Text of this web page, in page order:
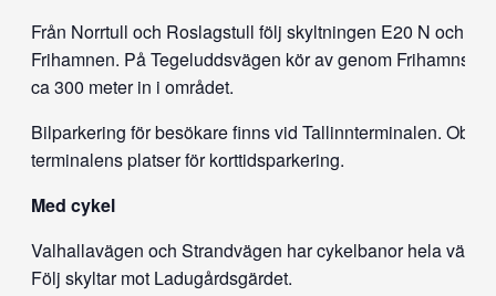
Från Norrtull och Roslagstull följ skyltningen E20 N och
Frihamnen. På Tegeluddsvägen kör av genom
ca 300 meter in i området.
Bilparkering för besökare finns vid Tallinnterminalen. Obs!
terminalens platser för korttidsparkering.
Med cykel
Valhallavägen och Strandvägen har cykelbanor hela
Följ skyltar mot Ladugårdsgärdet.